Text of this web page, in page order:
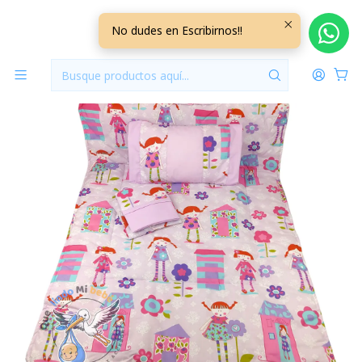
Inicio Para Cunas
Set Para Cuna Colecho Lila Muñequita
No dudes en Escribirnos!!